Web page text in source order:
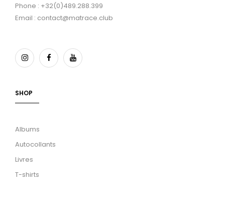
Phone : +32(0)489.288.399
Email : contact@matrace.club
SHOP
Albums
Autocollants
Livres
T-shirts